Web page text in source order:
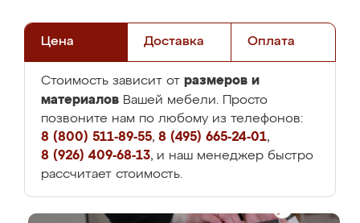
Цена Доставка Оплата
Стоимость зависит от размеров и
материалов Вашей мебели. Просто
позвоните нам по любому из телефонов:
8 (800) 511-89-55, 8 (495) 665-24-01,
8 (926) 409-68-13, и наш менеджер быстро
рассчитает стоимость.